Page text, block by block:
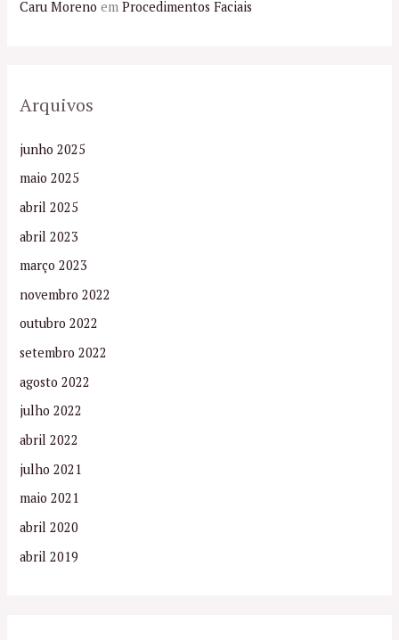
Caru Moreno emProcedimentos Faciais
Arquivos
junho 2025
maio 2025
abril 2025
abril 2023
março 2023
novembro 2022
outubro 2022
setembro 2022
agosto 2022
julho 2022
abril 2022
julho 2021
maio 2021
abril 2020
abril 2019